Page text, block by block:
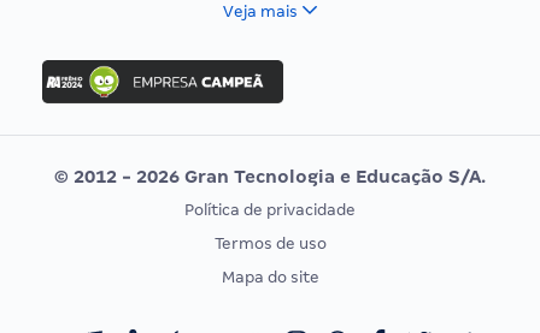
Concurso Nacional Unificado
Concurso Ibama
Concurso MPU
Editais publicados
Vunesp
CONCURSOS POR PROFISSÃO
Concursos Fiscais
EXAME DE ORDEM
Calendário OAB
Veja mais
© 2012 - 2026 Gran Tecnologia e Educação S/A.
Política de privacidade
Termos de uso
Mapa do site